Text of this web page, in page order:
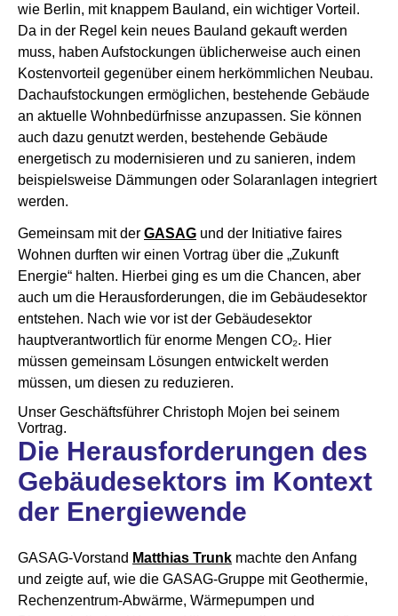
wie Berlin, mit knappem Bauland, ein wichtiger Vorteil.
Da in der Regel kein neues Bauland gekauft werden
muss, haben Aufstockungen üblicherweise auch einen
Kostenvorteil gegenüber einem herkömmlichen Neubau.
Dachaufstockungen ermöglichen, bestehende Gebäude
an aktuelle Wohnbedürfnisse anzupassen. Sie können
auch dazu genutzt werden, bestehende Gebäude
energetisch zu modernisieren und zu sanieren, indem
beispielsweise Dämmungen oder Solaranlagen integriert
werden.
Gemeinsam mit der GASAG und der Initiative faires
Wohnen durften wir einen Vortrag über die „Zukunft
Energie“ halten. Hierbei ging es um die Chancen, aber
auch um die Herausforderungen, die im Gebäudesektor
entstehen. Nach wie vor ist der Gebäudesektor
hauptverantwortlich für enorme Mengen CO₂. Hier
müssen gemeinsam Lösungen entwickelt werden
müssen, um diesen zu reduzieren.
Unser Geschäftsführer Christoph Mojen bei seinem
Vortrag.
Die Herausforderungen des
Gebäudesektors im Kontext
der Energiewende
GASAG-Vorstand Matthias Trunk machte den Anfang
und zeigte auf, wie die GASAG-Gruppe mit Geothermie,
Rechenzentrum-Abwärme, Wärmepumpen und